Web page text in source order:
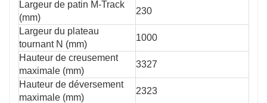
Largeur de patin M-Track
(mm)
230
Largeur du plateau
tournant N (mm)
1000
Hauteur de creusement
maximale (mm)
3327
Hauteur de déversement
maximale (mm)
2323